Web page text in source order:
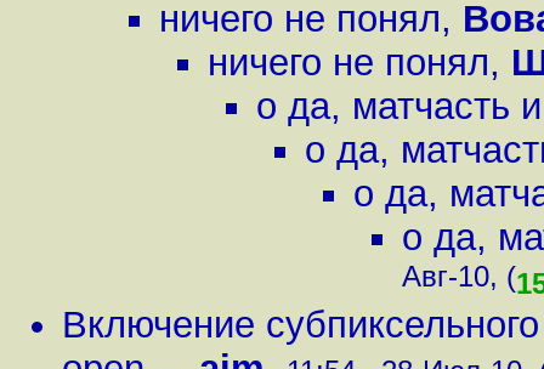
ничего не понял,
ничего не понял,
о да, матчасть
о да,
о да,
о да,
Авг-10, (
Включение